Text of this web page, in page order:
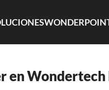
en Wondertech